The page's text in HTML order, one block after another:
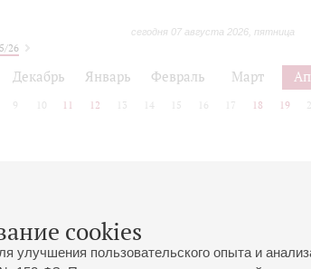
cookies
улучшения пользовательского опыта и
сегодня 07 августа 2026, пятница
26
Декабрь Январь Февраль Март
9 10 11 12 13 14 15 16 17 18 19